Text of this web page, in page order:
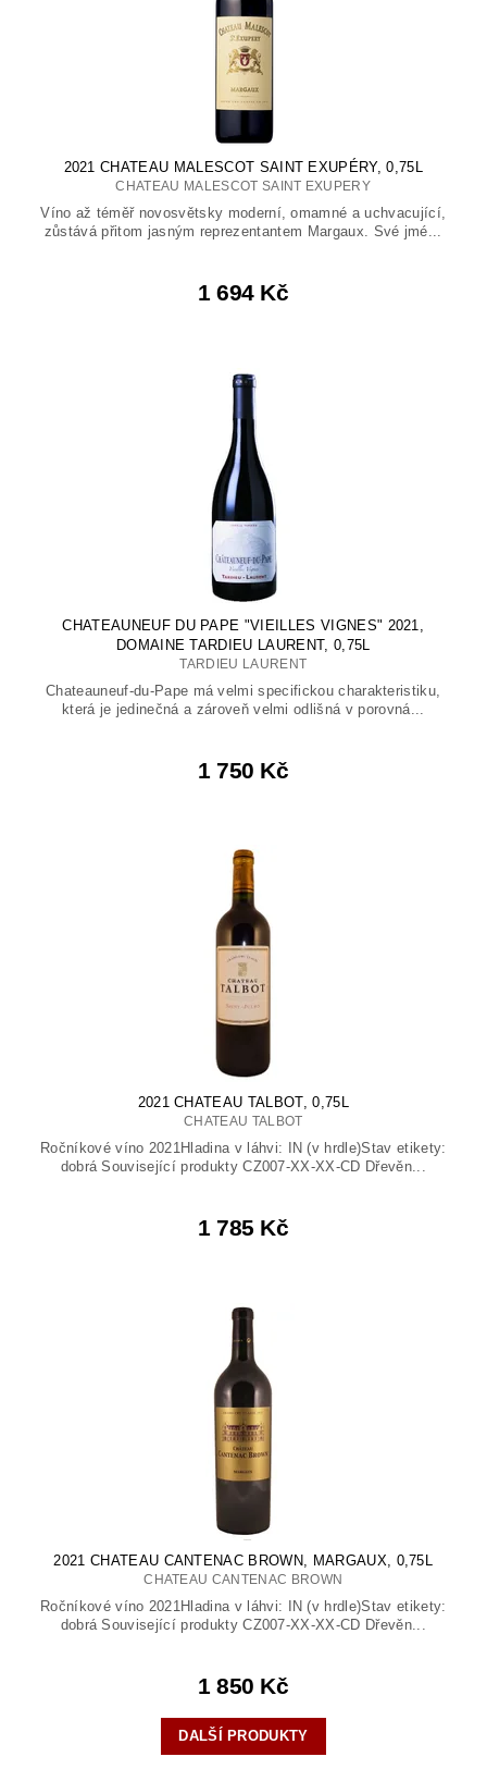
2021 CHATEAU MALESCOT SAINT EXUPÉRY, 0,75L
CHATEAU MALESCOT SAINT EXUPERY
Víno až téměř novosvětsky moderní, omamné a uchvacující,
zůstává přitom jasným reprezentantem Margaux. Své jmé...
1 694 Kč
CHATEAUNEUF DU PAPE "VIEILLES VIGNES" 2021,
DOMAINE TARDIEU LAURENT, 0,75L
TARDIEU LAURENT
Chateauneuf-du-Pape má velmi specifickou charakteristiku,
která je jedinečná a zároveň velmi odlišná v porovná...
1 750 Kč
2021 CHATEAU TALBOT, 0,75L
CHATEAU TALBOT
Ročníkové víno 2021Hladina v láhvi: IN (v hrdle)Stav etikety:
dobrá Související produkty CZ007-XX-XX-CD Dřevěn...
1 785 Kč
2021 CHATEAU CANTENAC BROWN, MARGAUX, 0,75L
CHATEAU CANTENAC BROWN
Ročníkové víno 2021Hladina v láhvi: IN (v hrdle)Stav etikety:
dobrá Související produkty CZ007-XX-XX-CD Dřevěn...
1 850 Kč
DALŠÍ PRODUKTY